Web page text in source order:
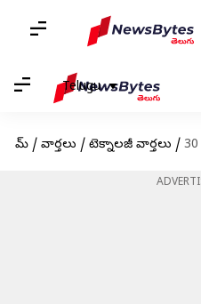
Telugu
హోమ్ / వార్తలు / టెక్నాలజీ వార్తలు / 30